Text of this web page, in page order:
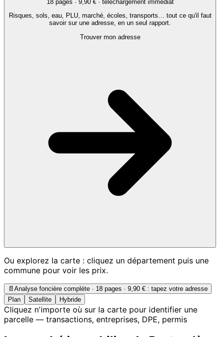
18 pages · 9,90 €· téléchargement immédiat
Risques, sols, eau, PLU, marché, écoles, transports… tout ce qu'il faut
savoir sur une adresse, en un seul rapport.
Trouver mon adresse
Ou explorez la carte : cliquez un département puis une
commune pour voir les prix.
📄 Analyse foncière complète · 18 pages · 9,90 € : tapez votre adresse
Plan
Satellite Hybride
Cliquez n'importe où sur la carte pour identifier une
parcelle — transactions, entreprises, DPE, permis